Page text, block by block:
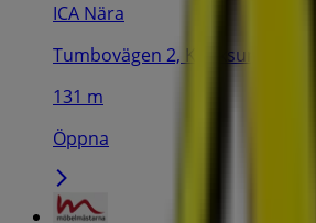
ICA Nära
Tumbovägen 2, Kvicksund
131 m
Öppna